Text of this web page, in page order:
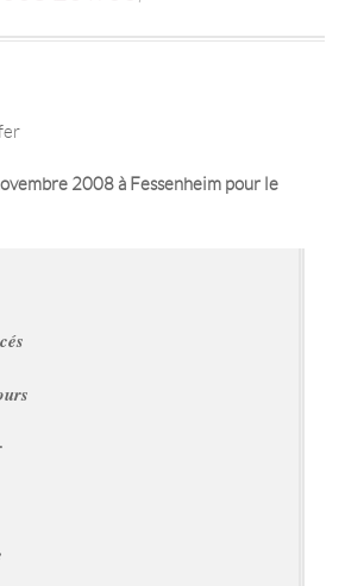
2008à Fessenheim pour le